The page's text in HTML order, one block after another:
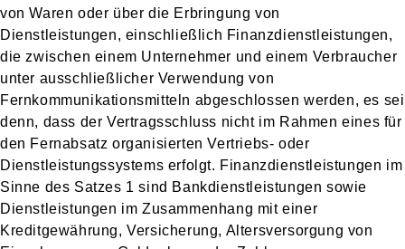
von Waren oder über die Erbringung von
Dienstleistungen, einschließlich Finanzdienstleistungen,
die zwischen einem Unternehmer und einem Verbraucher
unter ausschließlicher Verwendung von
Fernkommunikationsmitteln abgeschlossen werden, es sei
denn, dass der Vertragsschluss nicht im Rahmen eines für
den Fernabsatz organisierten Vertriebs- oder
Dienstleistungssystems erfolgt. Finanzdienstleistungen im
Sinne des Satzes 1 sind Bankdienstleistungen sowie
Dienstleistungen im Zusammenhang mit einer
Kreditgewährung, Versicherung, Altersversorgung von